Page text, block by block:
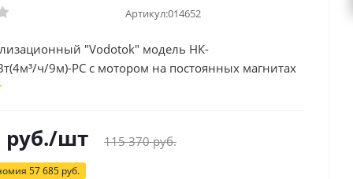
Артикул:014652
"Vodotok" модель НК-
ч/9м)-РС с мотором на постоянных магнитах
преобразователем скорости вращения ротора и
руб./шт 115 370руб.
57 685 руб.